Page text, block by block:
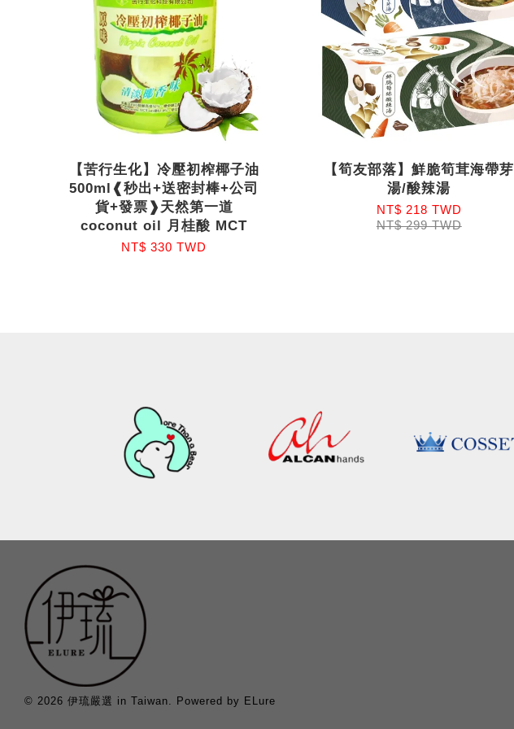
【苦行生化】冷壓初榨椰子油
500ml❰秒出+送密封棒+公司
貨+發票❱天然第一道
coconut oil 月桂酸 MCT
NT$ 330 TWD
【筍友部落】鮮脆筍茸海帶芽
湯/酸辣湯
NT$ 218 TWD
NT$ 299 TWD
© 2026 伊琉嚴選 in Taiwan. Powered by ELure